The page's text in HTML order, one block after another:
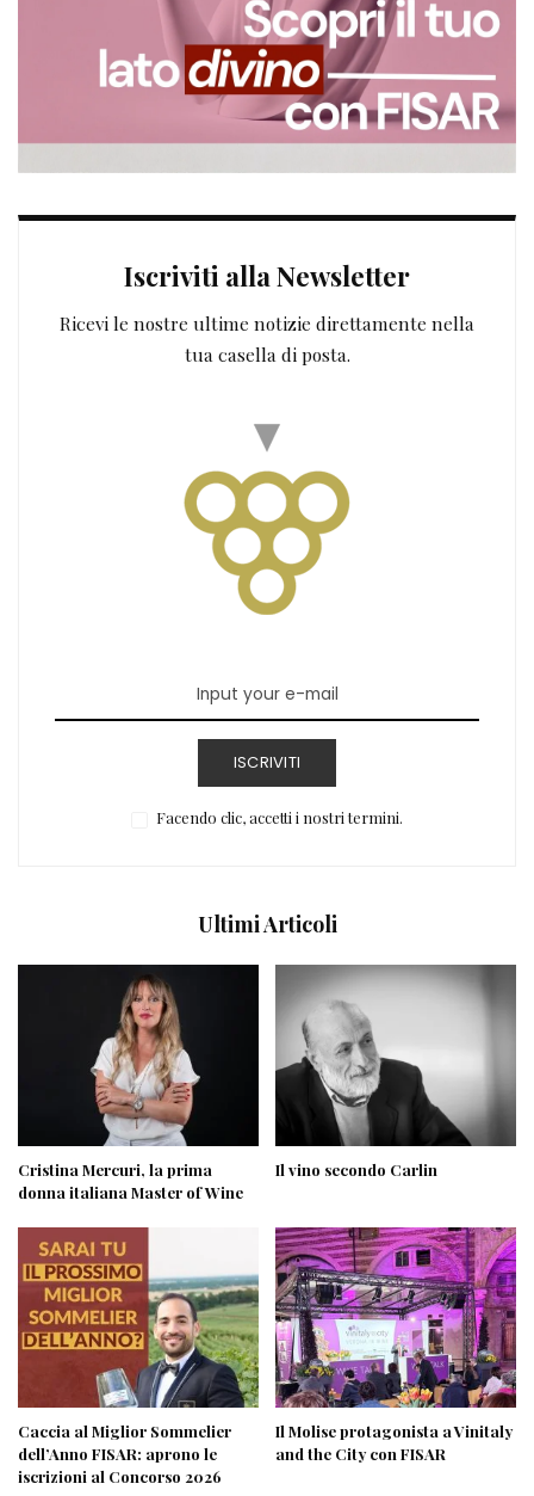
Iscriviti alla Newsletter
Ricevi le nostre ultime notizie direttamente nella
tua casella di posta.
ISCRIVITI
Facendo clic, accetti i nostri termini.
Ultimi Articoli
Cristina Mercuri, la prima
donna italiana Master of Wine
Il vino secondo Carlin
Caccia al Miglior Sommelier
dell’Anno FISAR: aprono le
iscrizioni al Concorso 2026
Il Molise protagonista a Vinitaly
and the City con FISAR